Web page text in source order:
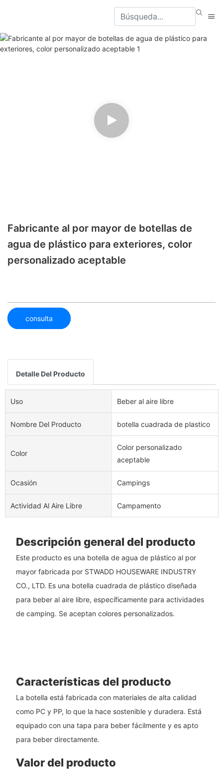
Fabricante al por mayor de botellas de
agua de plástico para exteriores, color
personalizado aceptable
consulta
Detalle Del Producto
Uso Beber al aire libre
Nombre Del Producto botella cuadrada de plastico
Color
Color personalizado
aceptable
Ocasión Campings
Actividad Al Aire Libre Campamento
Descripción general del producto
Este producto es una botella de agua de plástico al por
mayor fabricada por STWADD HOUSEWARE INDUSTRY
CO., LTD. Es una botella cuadrada de plástico diseñada
para beber al aire libre, específicamente para actividades
de camping. Se aceptan colores personalizados.
Características del producto
La botella está fabricada con materiales de alta calidad
como PC y PP, lo que la hace sostenible y duradera. Está
equipado con una tapa para beber fácilmente y es apto
para beber directamente.
Valor del producto